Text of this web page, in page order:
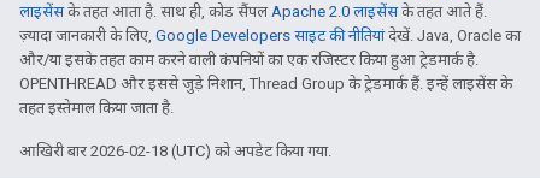
लाइसेंसके तहत आता है. साथ ही, कोड सैंपलApache 2.0 लाइसेंसके तहत आते हैं.
ज़्यादा जानकारी के लिए, Google Developers साइट की नीतियांदेखें. Java, Oracle का
और/या इसके तहत काम करने वाली कंपनियों का एक रजिस्टर किया हुआ ट्रेडमार्क है.
OPENTHREAD और इससे जुड़े निशान, Thread Group के ट्रेडमार्क हैं. इन्हें लाइसेंस के
तहत इस्तेमाल किया जाता है.
आखिरी बार 2026-02-18 (UTC) को अपडेट किया गया.